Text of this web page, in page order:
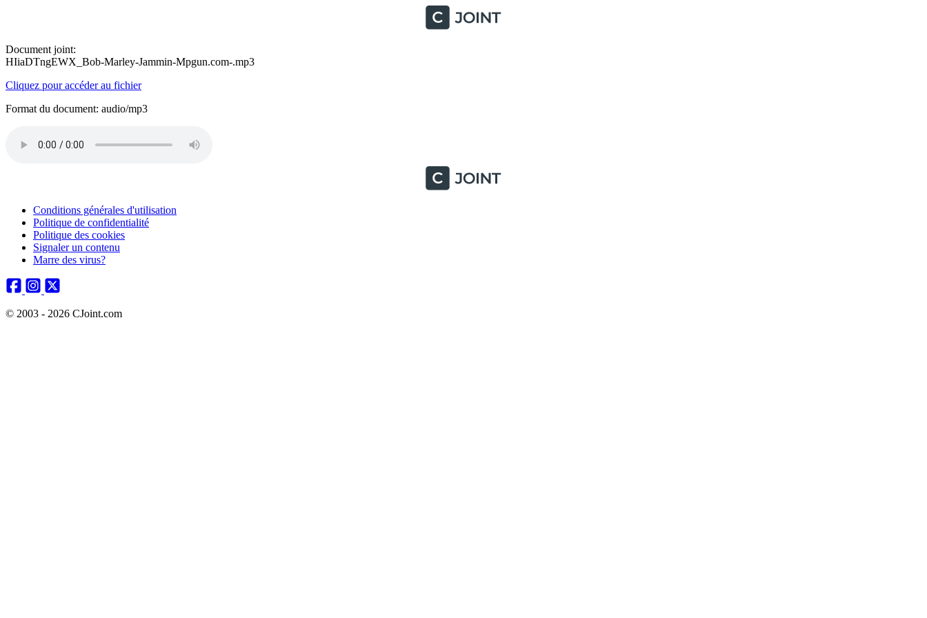
Document joint:
HIiaDTngEWX_Bob-Marley-Jammin-Mpgun.com-.mp3
Cliquez pour accéder au fichier
Format du document: audio/mp3
Conditions générales d'utilisation
Politique de confidentialité
Politique des cookies
Signaler un contenu
Marre des virus?
© 2003 - 2026 CJoint.com